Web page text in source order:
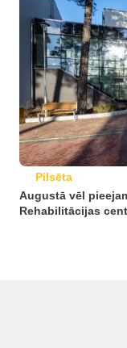
Pilsēta
Augustā vēl
Rehabilitācijas